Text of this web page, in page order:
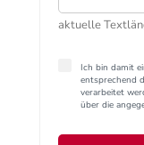
aktuelle
Ich bin damit
entsprechend
verarbeitet
über die